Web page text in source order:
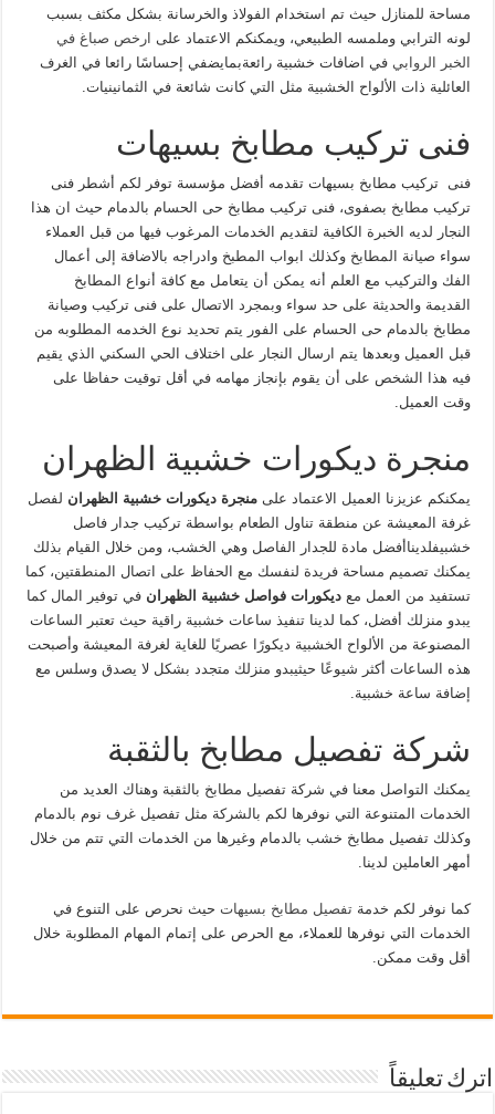
مساحة للمنازل حيث تم استخدام الفولاذ والخرسانة بشكل مكثف بسبب
لونه الترابي وملمسه الطبيعي، ويمكنكم الاعتماد على ارخص صباغ في
الخبر الروابي في اضافات خشبية رائعةبمايضفي إحساسًا رائعا في الغرف
العائلية ذات الألواح الخشبية مثل التي كانت شائعة في الثمانينيات.
فنى تركيب مطابخ بسيهات
فنى تركيب مطابخ بسيهات تقدمه أفضل مؤسسة توفر لكم أشطر فنى
تركيب مطابخ بصفوى، فنى تركيب مطابخ حى الحسام بالدمام حيث ان هذا
النجار لديه الخبرة الكافية لتقديم الخدمات المرغوب فيها من قبل العملاء
سواء صيانة المطابخ وكذلك ابواب المطبخ وادراجه بالاضافة إلى أعمال
الفك والتركيب مع العلم أنه يمكن أن يتعامل مع كافة أنواع المطابخ
القديمة والحديثة على حد سواء وبمجرد الاتصال على فنى تركيب وصيانة
مطابخ بالدمام حى الحسام على الفور يتم تحديد نوع الخدمه المطلوبه من
قبل العميل وبعدها يتم ارسال النجار على اختلاف الحي السكني الذي يقيم
فيه هذا الشخص على أن يقوم بإنجاز مهامه في أقل توقيت حفاظا على
وقت العميل.
منجرة ديكورات خشبية الظهران
يمكنكم عزيزنا العميل الاعتماد علىمنجرة ديكورات خشبية الظهران لفصل
غرفة المعيشة عن منطقة تناول الطعام بواسطة تركيب جدار فاصل
خشبيفلديناأفضل مادة للجدار الفاصل وهي الخشب، ومن خلال القيام بذلك
يمكنك تصميم مساحة فريدة لنفسك مع الحفاظ على اتصال المنطقتين، كما
تستفيد من العمل معديكورات فواصل خشبية الظهرانفي توفير المال كما
يبدو منزلك أفضل، كما لدينا تنفيذ ساعات خشبية راقية حيث تعتبر الساعات
المصنوعة من الألواح الخشبية ديكورًا عصريًا للغاية لغرفة المعيشة وأصبحت
هذه الساعات أكثر شيوعًا حيثيبدو منزلك متجدد بشكل لا يصدق وسلس مع
إضافة ساعة خشبية.
شركة تفصيل مطابخ بالثقبة
يمكنك التواصل معنا في شركة تفصيل مطابخ بالثقبة وهناك العديد من
الخدمات المتنوعة التي نوفرها لكم بالشركة مثل تفصيل غرف نوم بالدمام
وكذلك تفصيل مطابخ خشب بالدمام وغيرها من الخدمات التي تتم من خلال
أمهر العاملين لدينا.
كما نوفر لكم خدمةتفصيل مطابخ بسيهات حيث نحرص على التنوع في
الخدمات التي نوفرها للعملاء، مع الحرص على إتمام المهام المطلوبة خلال
أقل وقت ممكن.
اترك تعليقاً